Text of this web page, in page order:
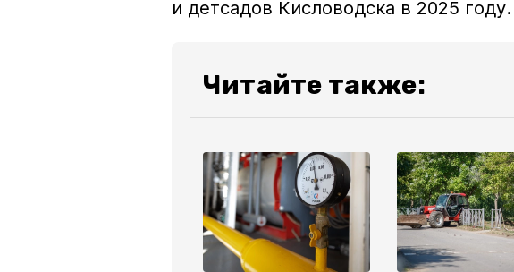
и детсадов Кисловодска в 2025 году.
Читайте также: